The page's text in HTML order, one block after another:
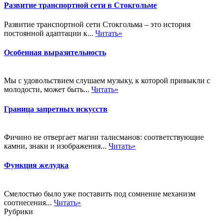
Развитие транспортной сети в Стокгольме
Развитие транспортной сети Стокгольма – это история
постоянной адаптации к... Читать»
Особенная выразительность
Мы с удовольствием слушаем музыку, к которой привыкли с
молодости, может быть... Читать»
Граница запретных искусств
Фичино не отвергает магии талисманов: соответствующие
камни, знаки и изображения... Читать»
Функция желудка
Смелостью было уже поставить под сомнение механизм
соотнесения... Читать»
Рубрики